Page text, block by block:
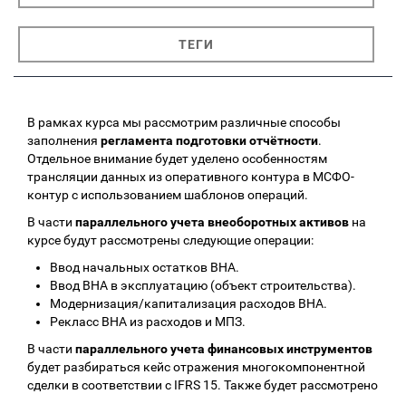
ТЕГИ
В рамках курса мы рассмотрим различные способы
заполнения регламента подготовки отчётности.
Отдельное внимание будет уделено особенностям
трансляции данных из оперативного контура в МСФО-
контур с использованием шаблонов операций.
В части параллельного учета внеоборотных активов на
курсе будут рассмотрены следующие операции:
Ввод начальных остатков ВНА.
Ввод ВНА в эксплуатацию (объект строительства).
Модернизация/капитализация расходов ВНА.
Рекласс ВНА из расходов и МПЗ.
В части параллельного учета финансовых инструментов
будет разбираться кейс отражения многокомпонентной
сделки в соответствии с IFRS 15. Также будет рассмотрено